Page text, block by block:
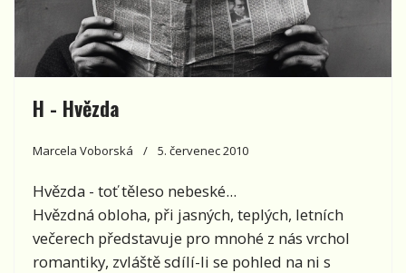
H - Hvězda
Marcela Voborská 5. červenec 2010
Hvězda - toť těleso nebeské...
Hvězdná obloha, při jasných, teplých, letních
večerech představuje pro mnohé z nás vrchol
romantiky, zvláště sdílí-li se pohled na ni s